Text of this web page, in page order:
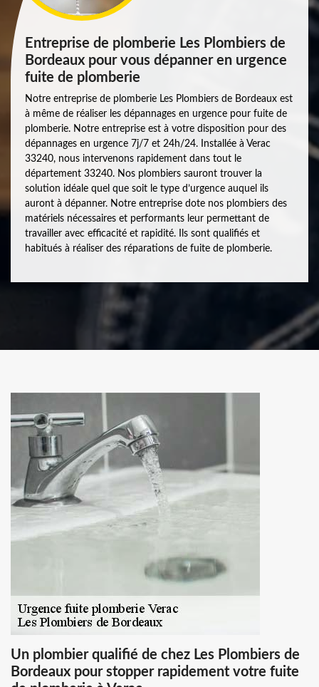
Entreprise de plomberie Les Plombiers de
Bordeaux pour vous dépanner en urgence
fuite de plomberie
Notre entreprise de plomberie Les Plombiers de Bordeaux est
à même de réaliser les dépannages en urgence pour fuite de
plomberie. Notre entreprise est à votre disposition pour des
dépannages en urgence 7j/7 et 24h/24. Installée à Verac
33240, nous intervenons rapidement dans tout le
département 33240. Nos plombiers sauront trouver la
solution idéale quel que soit le type d’urgence auquel ils
auront à dépanner. Notre entreprise dote nos plombiers des
matériels nécessaires et performants leur permettant de
travailler avec efficacité et rapidité. Ils sont qualifiés et
habitués à réaliser des réparations de fuite de plomberie.
Un plombier qualifié de chez Les Plombiers de
Bordeaux pour stopper rapidement votre fuite